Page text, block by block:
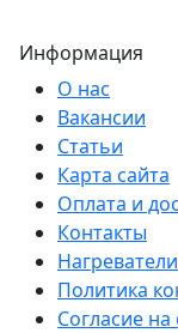
Информация
О нас
Вакансии
Статьи
Карта сайта
Оплата и
Контакты
Политика
Согласие